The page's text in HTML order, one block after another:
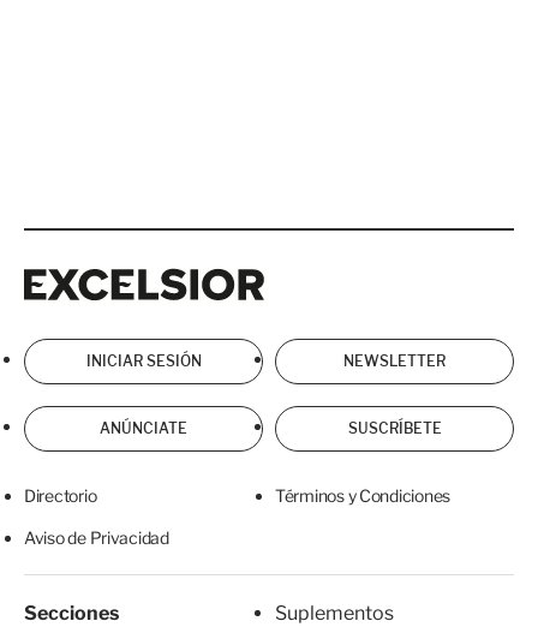
INICIAR SESIÓN NEWSLETTER
ANÚNCIATE SUSCRÍBETE
Directorio Términos y Condiciones
Aviso de Privacidad
Secciones
Suplementos